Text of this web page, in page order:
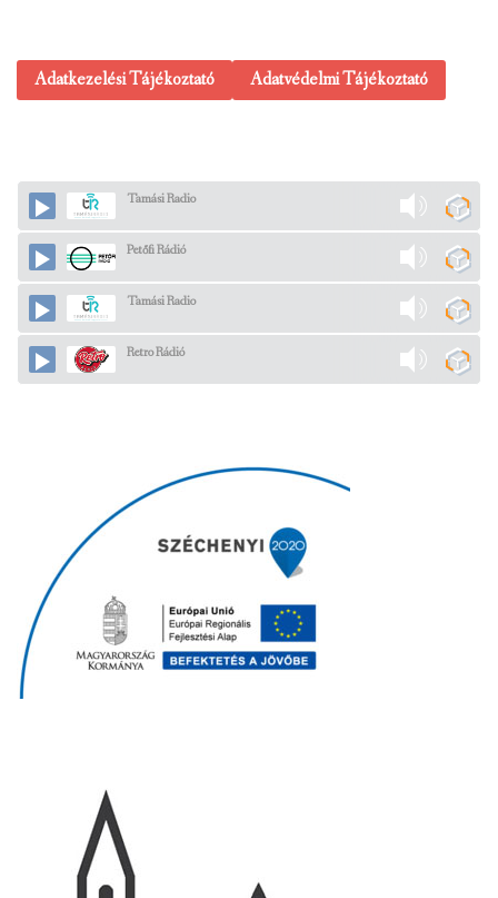
Adatkezelési Tájékoztató Adatvédelmi Tájékoztató
Tamási Radio
Petőfi Rádió
Tamási Radio
Retro Rádió